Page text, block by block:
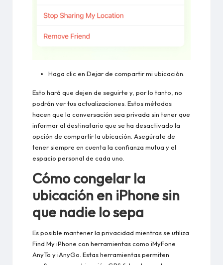
Haga clic en Dejar de compartir mi ubicación.
Esto hará que dejen de seguirte y, por lo tanto, no
podrán ver tus actualizaciones. Estos métodos
hacen que la conversación sea privada sin tener que
informar al destinatario que se ha desactivado la
opción de compartir la ubicación. Asegúrate de
tener siempre en cuenta la confianza mutua y el
espacio personal de cada uno.
Cómo congelar la
ubicación en iPhone sin
que nadie lo sepa
Es posible mantener la privacidad mientras se utiliza
Find My iPhone con herramientas como iMyFone
AnyTo y iAnyGo. Estas herramientas permiten